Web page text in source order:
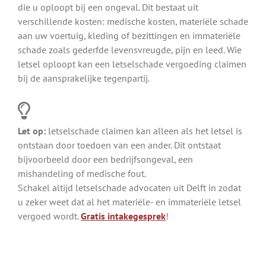
die u oploopt bij een ongeval. Dit bestaat uit
verschillende kosten: medische kosten, materiële schade
aan uw voertuig, kleding of bezittingen en immateriële
schade zoals gederfde levensvreugde, pijn en leed. Wie
letsel oploopt kan een letselschade vergoeding claimen
bij de aansprakelijke tegenpartij.
Let op: letselschade claimen kan alleen als het letsel is
ontstaan door toedoen van een ander. Dit ontstaat
bijvoorbeeld door een bedrijfsongeval, een
mishandeling of medische fout.
Schakel altijd letselschade advocaten uit Delft in zodat
u zeker weet dat al het materiële- en immateriële letsel
vergoed wordt.Gratis intakegesprek!